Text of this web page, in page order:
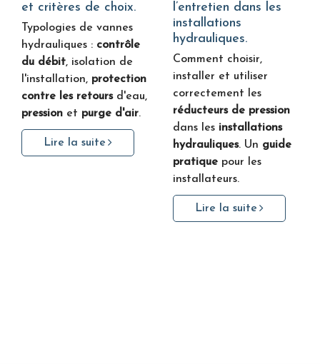
et critères de choix.
Typologies de vannes
hydrauliques : contrôle
du débit, isolation de
l'installation, protection
contre les retoursd'eau,
pression et purge d'air.
Lire la suite
l’entretien dans les
installations
hydrauliques.
Comment choisir,
installer et utiliser
correctement les
réducteurs de pression
dans les installations
hydrauliques. Un guide
pratique pour les
installateurs.
Lire la suite